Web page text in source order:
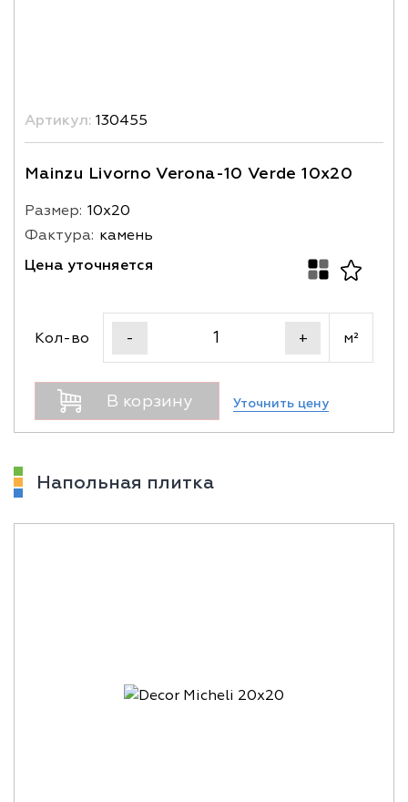
Артикул: 130455
Mainzu Livorno Verona-10 Verde 10x20
Размер: 10х20
Фактура: камень
Цена уточняется
Кол-во - + м²
В корзину Уточнить цену
Напольная плитка